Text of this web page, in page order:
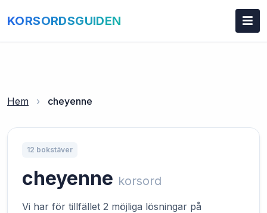
KORSORDSGUIDEN
Hem › cheyenne
12 bokstäver
cheyenne korsord
Vi har för tillfället 2 möjliga lösningar på